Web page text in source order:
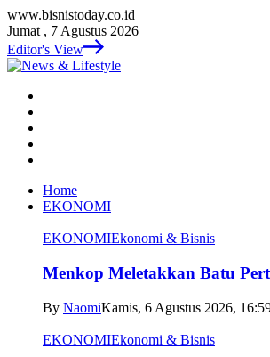
www.bisnistoday.co.id
Jumat , 7 Agustus 2026
Editor's View
Home
EKONOMI
EKONOMIEkonomi & Bisnis
Menkop Meletakkan Batu
By NaomiKamis, 6 Agustus 2026,
EKONOMIEkonomi & Bisnis